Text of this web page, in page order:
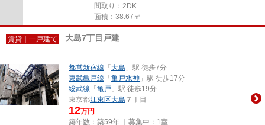
間取り：2DK
面積：38.67㎡
賃貸｜一戸建て 大島7丁目戸建
都営新宿線 「 大島 」駅 徒歩7分
東武亀戸線 「 亀戸水神 」駅 徒歩17分
総武線 「 亀戸 」駅 徒歩19分
東京都江東区大島 ７丁目
12万円
築年数：築59年 ｜募集中： 1室